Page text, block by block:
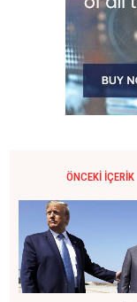
ÖNCEKI İÇERIK